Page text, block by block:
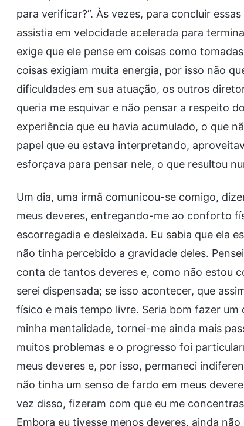
para verificar?”. Às vezes, para concluir
assistia em velocidade acelerada para
exige que ele pense em coisas como
coisas exigiam muita energia, por isso não
dificuldades em sua atuação, os outros
queria me esquivar e não pensar a respeito
experiência que eu havia acumulado, o que
papel que eu estava interpretando,
esforçava para pensar nele, o que resultou
Um dia, uma irmã comunicou-se comigo,
meus deveres, entregando-me ao conforto
escorregadia e desleixada. Eu sabia que ela
não tinha percebido a gravidade deles.
conta de tantos deveres e, como não estou
serei dispensada; se isso acontecer, que
físico e mais tempo livre. Seria bom fazer
minha mentalidade, tornei-me ainda mais
muitos problemas e o progresso foi
meus deveres e, por isso, permaneci
não tinha um senso de fardo em meus
vez disso, fizeram com que eu me
Embora eu tivesse menos deveres, ainda